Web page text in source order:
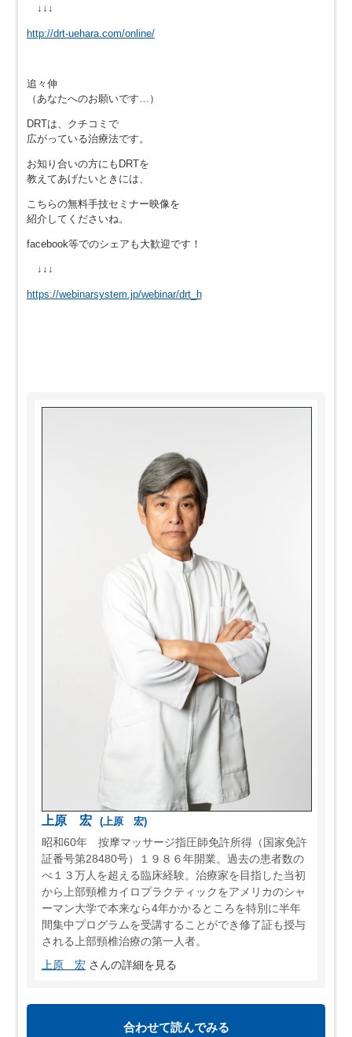
↓↓↓
http://drt-uehara.com/online/
追々伸
（あなたへのお願いです…）
DRTは、クチコミで
広がっている治療法です。
お知り合いの方にもDRTを
教えてあげたいときには、
こちらの無料手技セミナー映像を
紹介してくださいね。
facebook等でのシェアも大歓迎です！
↓↓↓
https://webinarsystem.jp/webinar/drt_h
上原 宏
(上原 宏)
昭和60年 按摩マッサージ指圧師免許所得（国家免許
証番号第28480号）１９８６年開業。過去の患者数の
べ１３万人を超える臨床経験。治療家を目指した当初
から上部頸椎カイロプラクティックをアメリカのシャ
ーマン大学で本来なら4年かかるところを特別に半年
間集中プログラムを受講することができ修了証も授与
される上部頸椎治療の第一人者。
上原 宏 さんの詳細を見る
合わせて読んでみる